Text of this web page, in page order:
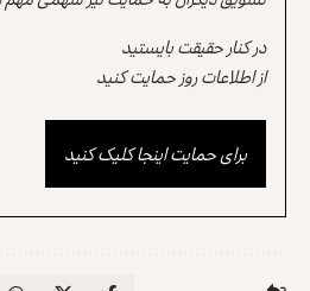
در کنار حقیقت بایستید
از اطلاعات روز حمایت کنید
برای حمایت اینجا کلیک کنید